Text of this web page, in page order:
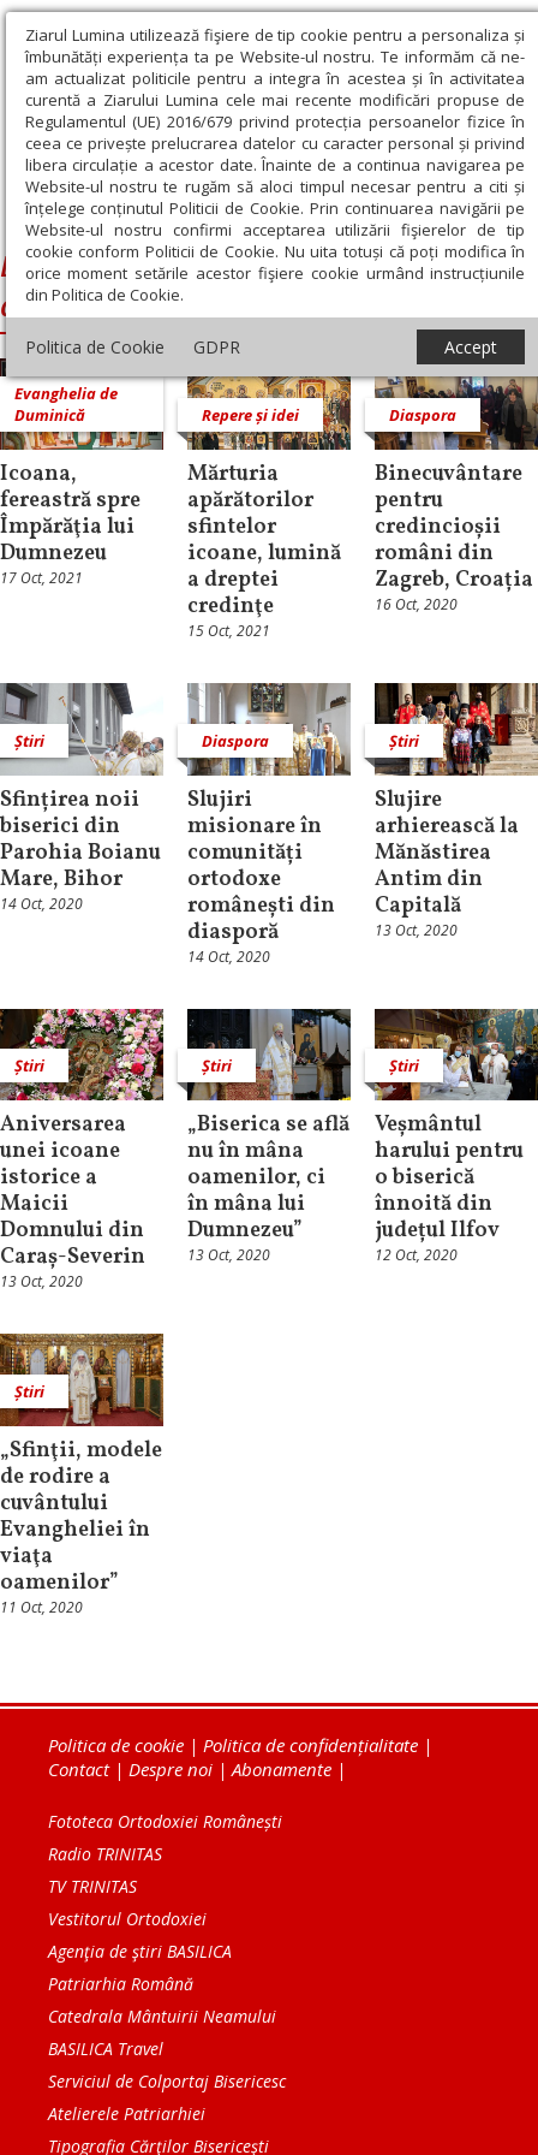
Ziarul Lumina utilizează fişiere de tip cookie pentru a personaliza și
îmbunătăți experiența ta pe Website-ul nostru. Te informăm că ne-
am actualizat politicile pentru a integra în acestea și în activitatea
curentă a Ziarului Lumina cele mai recente modificări propuse de
Regulamentul (UE) 2016/679 privind protecția persoanelor fizice în
ceea ce privește prelucrarea datelor cu caracter personal și privind
libera circulație a acestor date. Înainte de a continua navigarea pe
Website-ul nostru te rugăm să aloci timpul necesar pentru a citi și
înțelege conținutul Politicii de Cookie. Prin continuarea navigării pe
Website-ul nostru confirmi acceptarea utilizării fişierelor de tip
cookie conform Politicii de Cookie. Nu uita totuși că poți modifica în
orice moment setările acestor fişiere cookie urmând instrucțiunile
din Politica de Cookie.
Politica de Cookie GDPR Accept
Ziarul Lumina › Duminica Sfinţilor Părinţi de la Sinodul al 7‑lea
Ecumenic
Duminica Sfinţilor Părinţi de la Sinodul
al 7‑lea Ecumenic
Evanghelia de
Duminică
Icoana,
fereastră spre
Împărăţia lui
Dumnezeu
17 Oct, 2021
Repere și idei
Mărturia
apărătorilor
sfintelor
icoane, lumină
a dreptei
credinţe
15 Oct, 2021
Diaspora
Binecuvântare
pentru
credincioșii
români din
Zagreb, Croația
16 Oct, 2020
Știri
Sfințirea noii
biserici din
Parohia Boianu
Mare, Bihor
14 Oct, 2020
Diaspora
Slujiri
misionare în
comunități
ortodoxe
românești din
diasporă
14 Oct, 2020
Știri
Slujire
arhierească la
Mănăstirea
Antim din
Capitală
13 Oct, 2020
Știri
Aniversarea
unei icoane
istorice a
Maicii
Domnului din
Caraș-Severin
13 Oct, 2020
Știri
„Biserica se află
nu în mâna
oamenilor, ci
în mâna lui
Dumnezeu”
13 Oct, 2020
Știri
Veșmântul
harului pentru
o biserică
înnoită din
județul Ilfov
12 Oct, 2020
Știri
„Sfinţii, modele
de rodire a
cuvântului
Evangheliei în
viaţa
oamenilor”
11 Oct, 2020
Politica de cookie | Politica de confidențialitate |
Contact| Despre noi | Abonamente |
Fototeca Ortodoxiei Românești
Radio TRINITAS
TV TRINITAS
Vestitorul Ortodoxiei
Agenţia de ştiri BASILICA
Patriarhia Română
Catedrala Mântuirii Neamului
BASILICA Travel
Serviciul de Colportaj Bisericesc
Atelierele Patriarhiei
Tipografia Cărţilor Bisericeşti